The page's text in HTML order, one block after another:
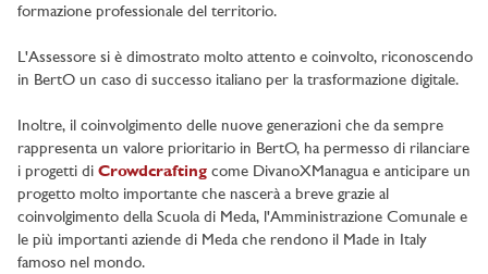
formazione professionale del territorio.
L'Assessore si è dimostrato molto attento e coinvolto, riconoscendo
in BertO un caso di successo italiano per la trasformazione digitale.
Inoltre, il coinvolgimento delle nuove generazioni che da sempre
rappresenta un valore prioritario in BertO, ha permesso di rilanciare
i progetti di Crowdcrafting come DivanoXManagua e anticipare un
progetto molto importante che nascerà a breve grazie al
coinvolgimento della Scuola di Meda, l'Amministrazione Comunale e
le più importanti aziende di Meda che rendono il Made in Italy
famoso nel mondo.